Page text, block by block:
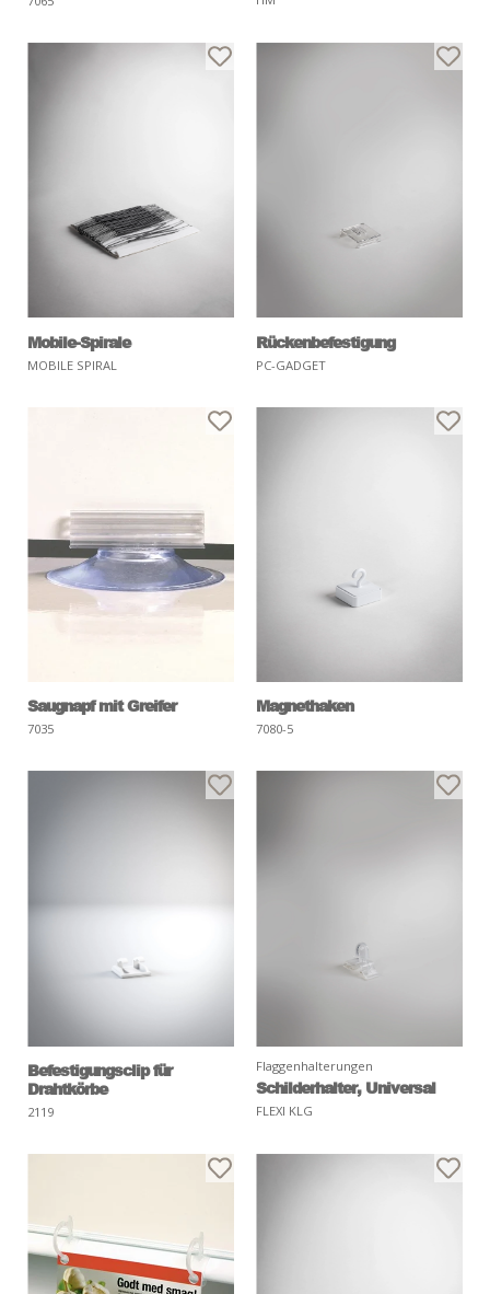
Mobile-Spirale
MOBILE SPIRAL
Rückenbefestigung
PC-GADGET
Saugnapf mit Greifer
7035
Magnethaken
7080-5
Befestigungsclip für
Drahtkörbe
2119
Flaggenhalterungen
Schilderhalter, Universal
FLEXI KLG